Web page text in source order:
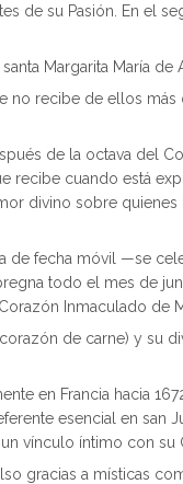
de su Pasión. En el
Margarita María de
no recibe de ellos más
de la octava del
recibe cuando está
divino sobre
de fecha móvil —se
todo el mes de
Inmaculado de
de carne) y su
en Francia hacia
esencial en san
vínculo íntimo con su
gracias a místicas